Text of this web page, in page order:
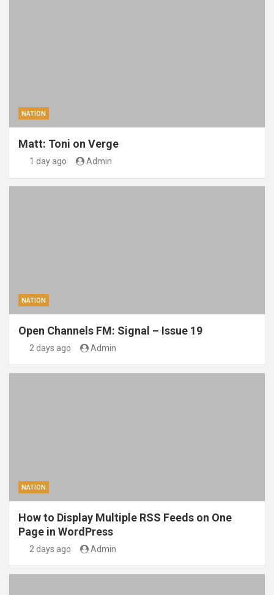
NATION
Matt: Toni on Verge
1 day ago Admin
NATION
Open Channels FM: Signal – Issue 19
2 days ago Admin
NATION
How to Display Multiple RSS Feeds on One
Page in WordPress
2 days ago Admin